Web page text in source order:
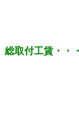
総取付工賃・・・